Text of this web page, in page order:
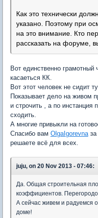
Как это технически
указано. Поэтому при
на это внимание. Кто
рассказать на форуме,
Вот единственно
касаеться КК.
Вот этот человек не сидит
Показывает дело на живом
и строчить , а по инстанция
сходить.
А многие привыкли на
Спасибо вам OlgaIgorevna
решаете всё для всех.
juju, on 20 Nov 2013 - 07:46:
Да. Общая строительная
коэффициентов.
А сейчас живем и радуемся
доме!